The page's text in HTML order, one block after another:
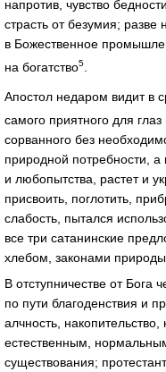
напротив, чувство
страсть от безумия;
в Божественное
на богатство5
Апостол недаром видит в
самого приятного для
сорванного без
природной потребности, а
и любопытства, растет и
присвоить, поглотить,
слабость, пытался
все три сатанинские
хлебом, законами
В отступничестве от Бога
по пути благоденствия и
алчность, накопительство,
естественным,
существования;